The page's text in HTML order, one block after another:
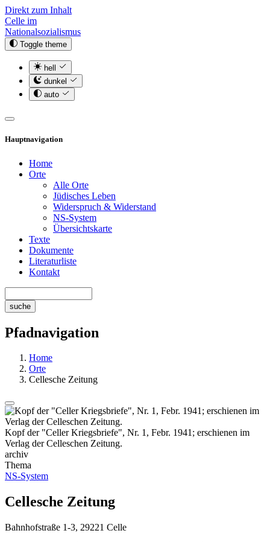
Direkt zum Inhalt
Celle im
Nationalsozialismus
Toggle theme
hell
dunkel
auto
Hauptnavigation
Home
Orte
Alle Orte
Jüdisches Leben
Widerspruch & Widerstand
NS-System
Übersichtskarte
Texte
Dokumente
Literaturliste
Kontakt
Pfadnavigation
Home
Orte
Cellesche Zeitung
Kopf der "Celler Kriegsbriefe", Nr. 1, Febr. 1941; erschienen im
Verlag der Celleschen Zeitung.
archiv
Thema
NS-System
Cellesche Zeitung
Bahnhofstraße 1-3, 29221 Celle